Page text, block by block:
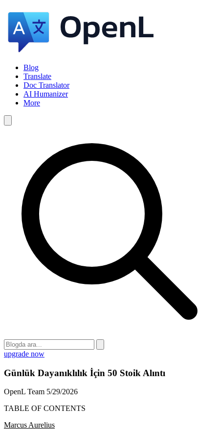
Blog
Translate
Doc Translator
AI Humanizer
More
upgrade now
Günlük Dayanıklılık İçin 50 Stoik Alıntı
OpenL Team 5/29/2026
TABLE OF CONTENTS
Marcus Aurelius